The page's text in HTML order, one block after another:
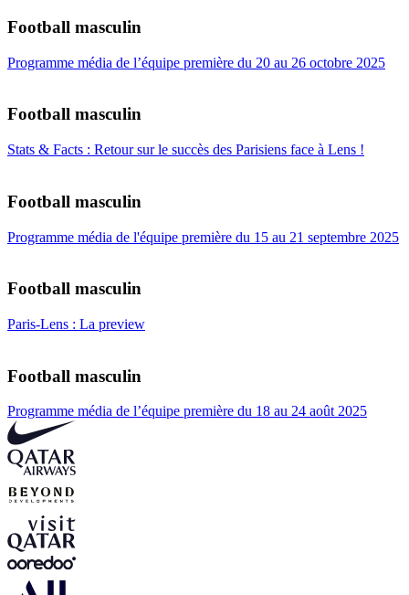
Football masculin
Programme média de l’équipe première du 20 au 26 octobre 2025
Football masculin
Stats & Facts : Retour sur le succès des Parisiens face à Lens !
Football masculin
Programme média de l'équipe première du 15 au 21 septembre 2025
Football masculin
Paris-Lens : La preview
Football masculin
Programme média de l’équipe première du 18 au 24 août 2025